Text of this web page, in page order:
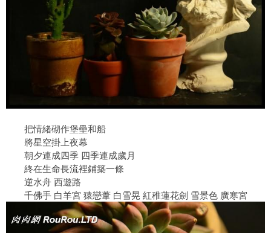
把情緒砌作堡壘和船
將星空掛上夜幕
朝夕連成四季 四季連成歲月
終在生命長流裡鋪築一條
逆水舟 西遊路
千佛手 白羊宮 猿戀葦 白雪晃 紅稚蓮花劍 雪景色 廣寒宮